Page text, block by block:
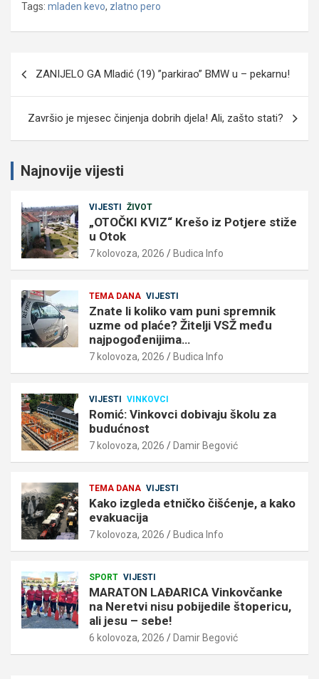
Tags: mladen kevo, zlatno pero
ZANIJELO GA Mladić (19) ”parkirao” BMW u – pekarnu!
Završio je mjesec činjenja dobrih djela! Ali, zašto stati?
Najnovije vijesti
VIJESTI ŽIVOT
„OTOČKI KVIZ“ Krešo iz Potjere stiže
u Otok
7 kolovoza, 2026 Budica Info
TEMA DANA VIJESTI
Znate li koliko vam puni spremnik
uzme od plaće? Žitelji VSŽ među
najpogođenijima…
7 kolovoza, 2026 Budica Info
VIJESTI VINKOVCI
Romić: Vinkovci dobivaju školu za
budućnost
7 kolovoza, 2026 Damir Begović
TEMA DANA VIJESTI
Kako izgleda etničko čišćenje, a kako
evakuacija
7 kolovoza, 2026 Budica Info
SPORT VIJESTI
MARATON LAĐARICA Vinkovčanke
na Neretvi nisu pobijedile štopericu,
ali jesu – sebe!
6 kolovoza, 2026 Damir Begović